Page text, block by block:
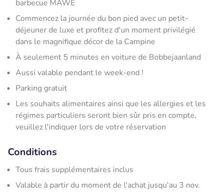
barbecue MAWE
Commencez la journée du bon pied avec un petit-
déjeuner de luxe et profitez d'un moment privilégié
dans le magnifique décor de la Campine
À seulement 5 minutes en voiture de Bobbejaanland
Aussi valable pendant le week-end !
Parking gratuit
Les souhaits alimentaires ainsi que les allergies et les
régimes particuliers seront bien sûr pris en compte,
veuillez l'indiquer lors de votre réservation
Conditions
Tous frais supplémentaires inclus
Valable à partir du moment de l'achat jusqu'au 3 nov.